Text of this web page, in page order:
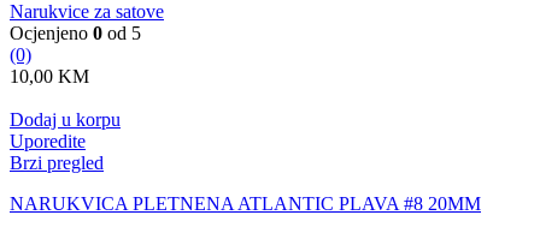
Narukvice za satove
Ocjenjeno 0 od 5
(0)
10,00 KM
Dodaj u korpu
Uporedite
Brzi pregled
NARUKVICA PLETNENA ATLANTIC PLAVA #8 20MM